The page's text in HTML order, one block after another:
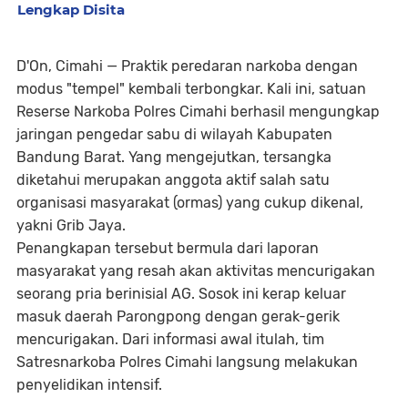
Lengkap Disita
D'On, Cimahi — Praktik peredaran narkoba dengan
modus "tempel" kembali terbongkar. Kali ini, satuan
Reserse Narkoba Polres Cimahi berhasil mengungkap
jaringan pengedar sabu di wilayah Kabupaten
Bandung Barat. Yang mengejutkan, tersangka
diketahui merupakan anggota aktif salah satu
organisasi masyarakat (ormas) yang cukup dikenal,
yakni Grib Jaya.
Penangkapan tersebut bermula dari laporan
masyarakat yang resah akan aktivitas mencurigakan
seorang pria berinisial AG. Sosok ini kerap keluar
masuk daerah Parongpong dengan gerak-gerik
mencurigakan. Dari informasi awal itulah, tim
Satresnarkoba Polres Cimahi langsung melakukan
penyelidikan intensif.